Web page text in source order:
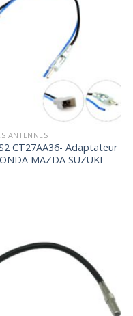
ANTENNES
CT27AA36- Adaptateur
MAZDA SUZUKI
Ajouter
à la
wishlist